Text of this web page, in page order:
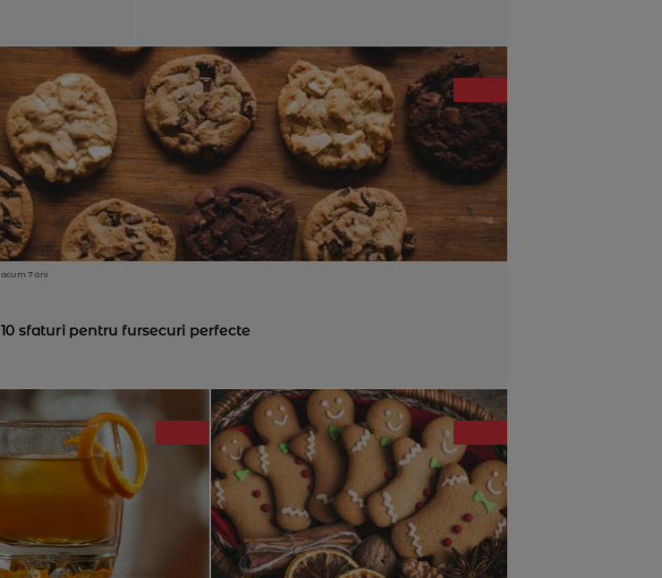
acum 7 ani
10 sfaturi pentru fursecuri perfecte